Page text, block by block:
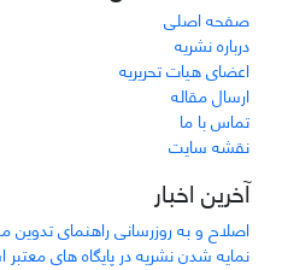
صفحه اصلی
درباره نشریه
اعضای هیات تحریریه
ارسال مقاله
تماس با ما
نقشه سایت
آخرین اخبار
اصلاح و به روزرسانی راهنمای تدوین
نمایه شدن نشریه در پایگاه های معتبر